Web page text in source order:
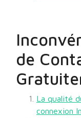
de
La qualité
connexion